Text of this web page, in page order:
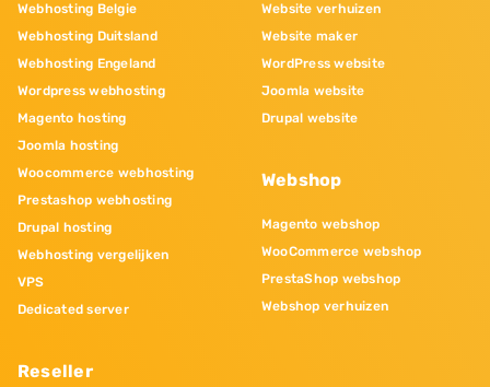
Webhosting Belgie
Webhosting Duitsland
Webhosting Engeland
Wordpress webhosting
Magento hosting
Joomla hosting
Woocommerce webhosting
Prestashop webhosting
Drupal hosting
Webhosting vergelijken
VPS
Dedicated server
Reseller
Website verhuizen
Website maker
WordPress website
Joomla website
Drupal website
Webshop
Magento webshop
WooCommerce webshop
PrestaShop webshop
Webshop verhuizen